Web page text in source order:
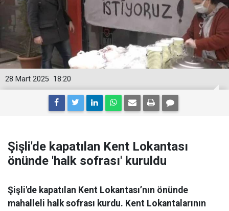
18:20
28 Mart 2025
Şişli'de kapatılan Kent Lokantası
önünde 'halk sofrası' kuruldu
Şişli'de kapatılan Kent Lokantası’nın önünde
mahalleli halk sofrası kurdu. Kent Lokantalarının